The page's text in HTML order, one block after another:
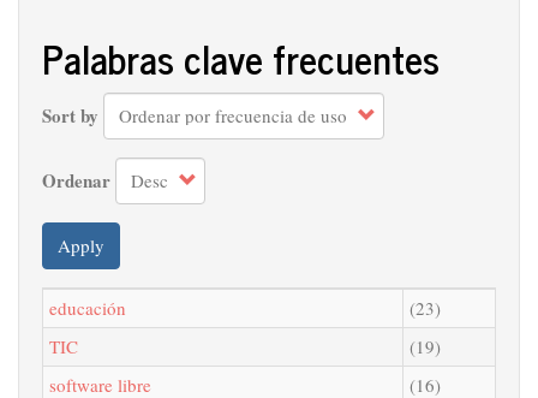
Palabras clave frecuentes
Sort by
Ordenar
Apply
educación
(23)
TIC
(19)
software libre
(16)